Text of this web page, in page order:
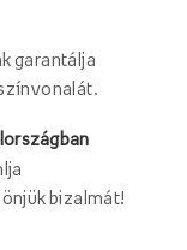
garantálja
bizalmát!